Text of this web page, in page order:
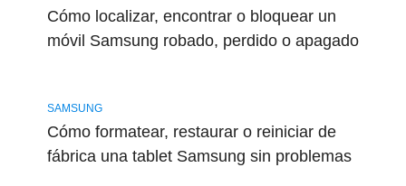
Cómo localizar, encontrar o bloquear un
móvil Samsung robado, perdido o apagado
SAMSUNG
Cómo formatear, restaurar o reiniciar de
fábrica una tablet Samsung sin problemas